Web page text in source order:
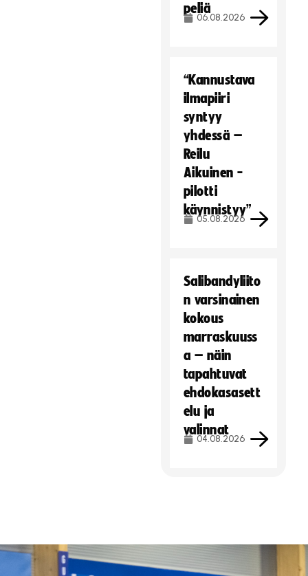
peliä
06.08.2026
“Kannustava
ilmapiiri
syntyy
yhdessä –
Reilu
Aikuinen -
pilotti
käynnistyy”
05.08.2026
Salibandyliito
n varsinainen
kokous
marraskuuss
a – näin
tapahtuvat
ehdokasasett
elu ja
valinnat
04.08.2026